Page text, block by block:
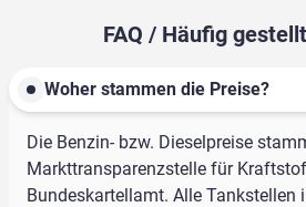
FAQ / Häufig
Woher stammen die Preise?
Die Benzin- bzw. Dieselpreise
Markttransparenzstelle für
Bundeskartellamt. Alle Tankstellen